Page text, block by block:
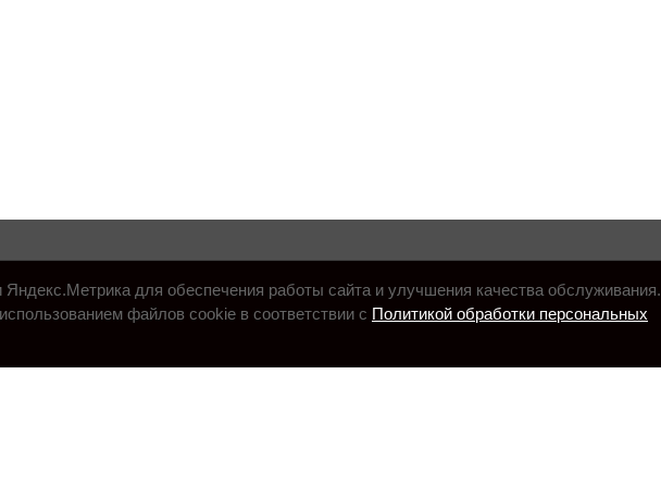
для обеспечения работы сайта и улучшения качества обслуживания.
файлов cookie в соответствии с Политикой обработки персональных